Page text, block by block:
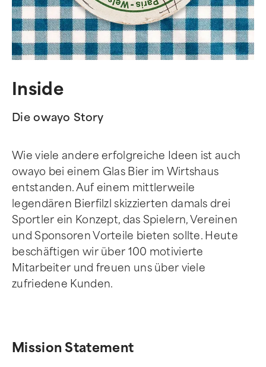
Inside
Die owayo Story
Wie viele andere erfolgreiche Ideen ist auch
owayo bei einem Glas Bier im Wirtshaus
entstanden. Auf einem mittlerweile
legendären Bierfilzl skizzierten damals drei
Sportler ein Konzept, das Spielern, Vereinen
und Sponsoren Vorteile bieten sollte. Heute
beschäftigen wir über 100 motivierte
Mitarbeiter und freuen uns über viele
zufriedene Kunden.
Mission Statement